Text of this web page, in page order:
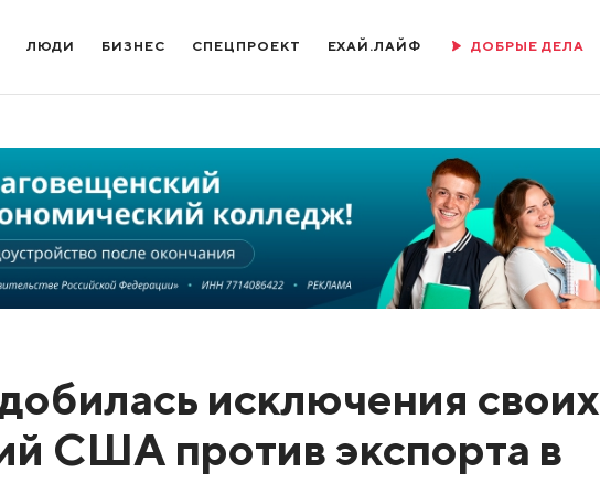
ЛЮДИ БИЗНЕС СПЕЦПРОЕКТ ЕХАЙ.ЛАЙФ ДОБРЫЕ ДЕЛА
исключения своих
США против экспорта в